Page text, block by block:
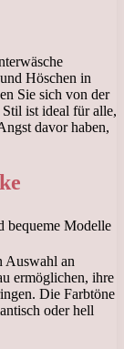
Höschen in
Sie sich von der
ist ideal für alle,
davor haben,
Auswahl an
ermöglichen, ihre
Die Farbtöne
oder hell